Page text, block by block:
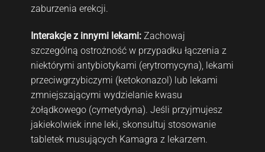
zaburzenia erekcji.
Interakcje z innymi lekami:Zachowaj
szczególną ostrożność w przypadku łączenia z
niektórymi antybiotykami (erytromycyna), lekami
przeciwgrzybiczymi (ketokonazol) lub lekami
zmniejszającymi wydzielanie kwasu
żołądkowego (cymetydyna). Jeśli przyjmujesz
jakiekolwiek inne leki, skonsultuj stosowanie
tabletek musujących Kamagra z lekarzem.